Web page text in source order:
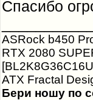
Спасибо
ASRock b450
RTX 2080
ATX Fractal
Бери ношу по